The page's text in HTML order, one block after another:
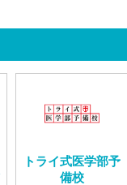
トライ式医学部予
備校